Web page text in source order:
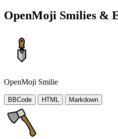
OpenMoji Smilies &
OpenMoji Smilie
BBCode HTML Markdown